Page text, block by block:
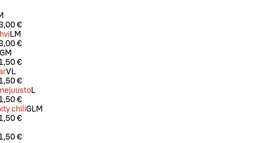
€
LM
€
GM
€
VL
€
L
€
chiliGLM
€
€